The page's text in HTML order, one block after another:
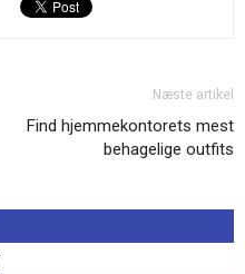
Næste artikel
Find hjemmekontorets mest
behagelige outfits